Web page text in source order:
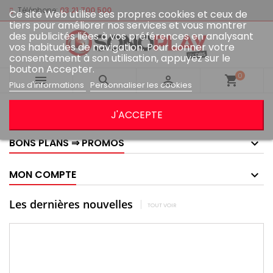
Téléphone: 03 21 700 500
Ce site Web utilise ses propres cookies et ceux de
tiers pour améliorer nos services et vous montrer
des publicités liées à vos préférences en analysant
vos habitudes de navigation. Pour donner votre
consentement à son utilisation, appuyez sur le
bouton Accepter.
Plus d'informations Personnaliser les cookies
J'ACCEPTE
   shopping_cart0
BONS PLANS ⇒ PROMOS
MON COMPTE
Les dernières nouvelles TOUT VOIR